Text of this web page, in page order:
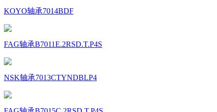
KOYO轴承7014BDF
FAG轴承B7011E.2RSD.T.P4S
NSK轴承7013CTYNDBLP4